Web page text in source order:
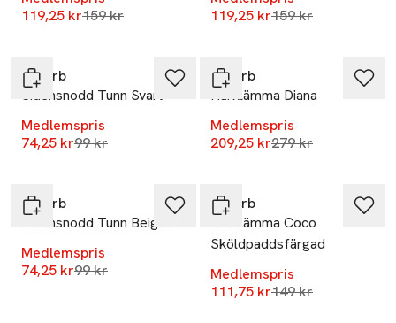
119,25 krLägsta pris 30 dagar
159 kr
119,25 krLägsta pris 30
159 kr
ByBarb
Sidensnodd Tunn Svart
Medlemspris
74,25 krLägsta pris 30 dagar
99 kr
ByBarb
Hårklämma Diana
Medlemspris
209,25 krLägsta pris 30
279 kr
ByBarb
Sidensnodd Tunn Beige
Medlemspris
74,25 krLägsta pris 30 dagar
99 kr
ByBarb
Hårklämma Coco
Sköldpaddsfärgad
Medlemspris
111,75 krLägsta pris 30
149 kr